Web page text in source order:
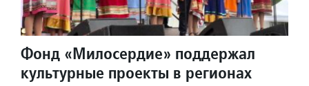
Фонд «Милосердие» поддержал
культурные проекты в регионах